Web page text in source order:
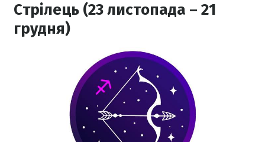
Стрілець (23 листопада – 21
грудня)